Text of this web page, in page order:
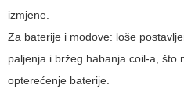
izmjene.
Za baterije i modove: loše
paljenja i bržeg habanja coil-a, što
opterećenje baterije.